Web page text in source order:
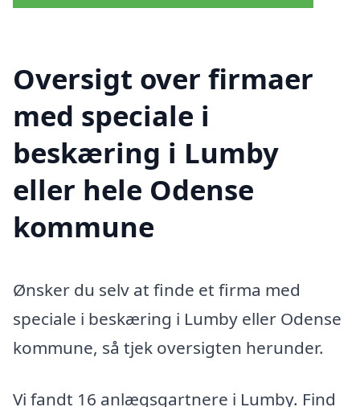
Oversigt over firmaer
med speciale i
beskæring i Lumby
eller hele Odense
kommune
Ønsker du selv at finde et firma med
speciale i beskæring i Lumby eller Odense
kommune, så tjek oversigten herunder.
Vi fandt 16 anlægsgartnere i Lumby. Find